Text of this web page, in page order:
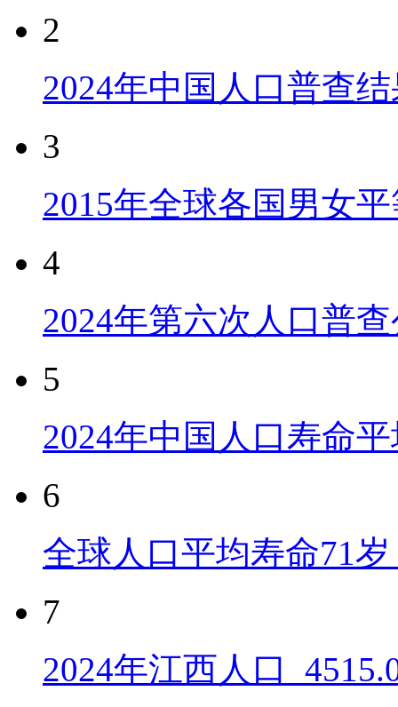
2
2024年中国人口普查
3
2015年全球各国男女
4
2024年第六次人口普
5
2024年中国人口寿命
6
全球人口平均寿命71
7
2024年江西人口